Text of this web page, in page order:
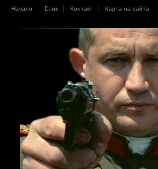
Начало Eзик Контакт Карта на сайта